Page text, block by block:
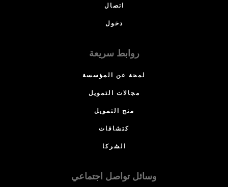
اتصال
دخول
روابط سريعة
لمحة عن المؤسسة
مجالات التمويل
منح التمويل
كتشافات
الشركا
وسائل تواصل اجتماعي